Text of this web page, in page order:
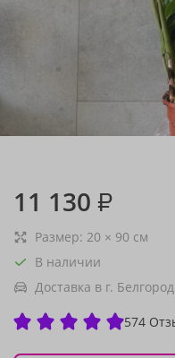
11 130 ₽
Размер: 20 × 90 см
В наличии
Доставка в г.
574